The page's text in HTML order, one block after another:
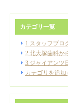
カテゴリ一覧
1.スタッフブロ
2.北大塚歯科か
3.ジャイアンツ
カテゴリを追加